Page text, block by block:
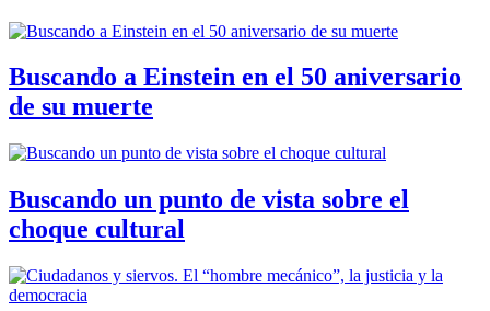
Buscando a Einstein en el 50 aniversario
de su muerte
Buscando un punto de vista sobre el
choque cultural